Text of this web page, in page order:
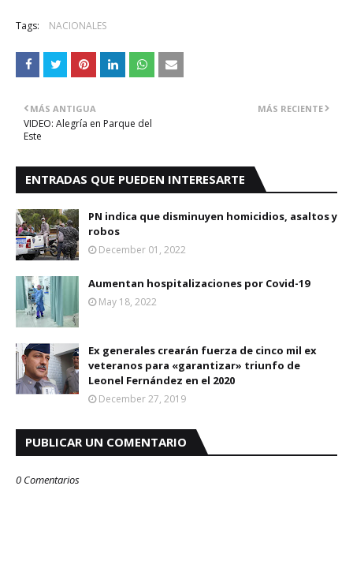
Tags: NACIONALES
MÁS RECIENTE
MÁS ANTIGUA
VIDEO: Alegría en Parque del
Este
ENTRADAS QUE PUEDEN INTERESARTE
PN indica que disminuyen homicidios, asaltos y
robos
December 01, 2022
Aumentan hospitalizaciones por Covid-19
May 18, 2022
Ex generales crearán fuerza de cinco mil ex
veteranos para «garantizar» triunfo de
Leonel Fernández en el 2020
December 27, 2019
PUBLICAR UN COMENTARIO
0 Comentarios